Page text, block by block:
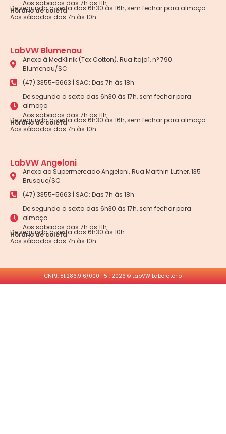
Aos sábados das 7h às 11h.
Horário de coleta
De segunda a sexta das 6h30 às 16h, sem fechar para almoço.
Aos sábados das 7h às 10h.
LabVW Blumenau
Anexo à MedKlinik (Tex Cotton). Rua Itajaí, n° 790.
Blumenau/SC
(47) 3355-5663 | SAC: Das 7h às 18h
De segunda a sexta das 6h30 às 17h, sem fechar para
almoço.
Aos sábados das 7h às 11h.
Horário de coleta
De segunda a sexta das 6h30 às 16h, sem fechar para almoço.
Aos sábados das 7h às 10h.
LabVW Angeloni
Anexo ao Supermercado Angeloni. Rua Marthin Luther, 135
Brusque/SC
(47) 3355-5663 | SAC: Das 7h às 18h
De segunda a sexta das 6h30 às 17h, sem fechar para
almoço.
Aos sábados das 7h às 11h.
Horário de coleta
De segunda a sexta das 6h30 às 10h.
Aos sábados das 7h às 10h.
CNPJ: 81.286.916/0001-51. 2026 © LabVW Laboratório